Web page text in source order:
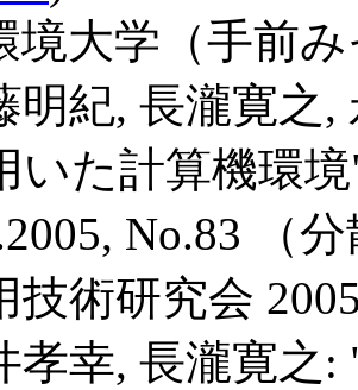
境大学（手前
明紀, 長瀧寛之,
いた計算機環
No.83 （
技術研究会
孝幸, 長瀧寛